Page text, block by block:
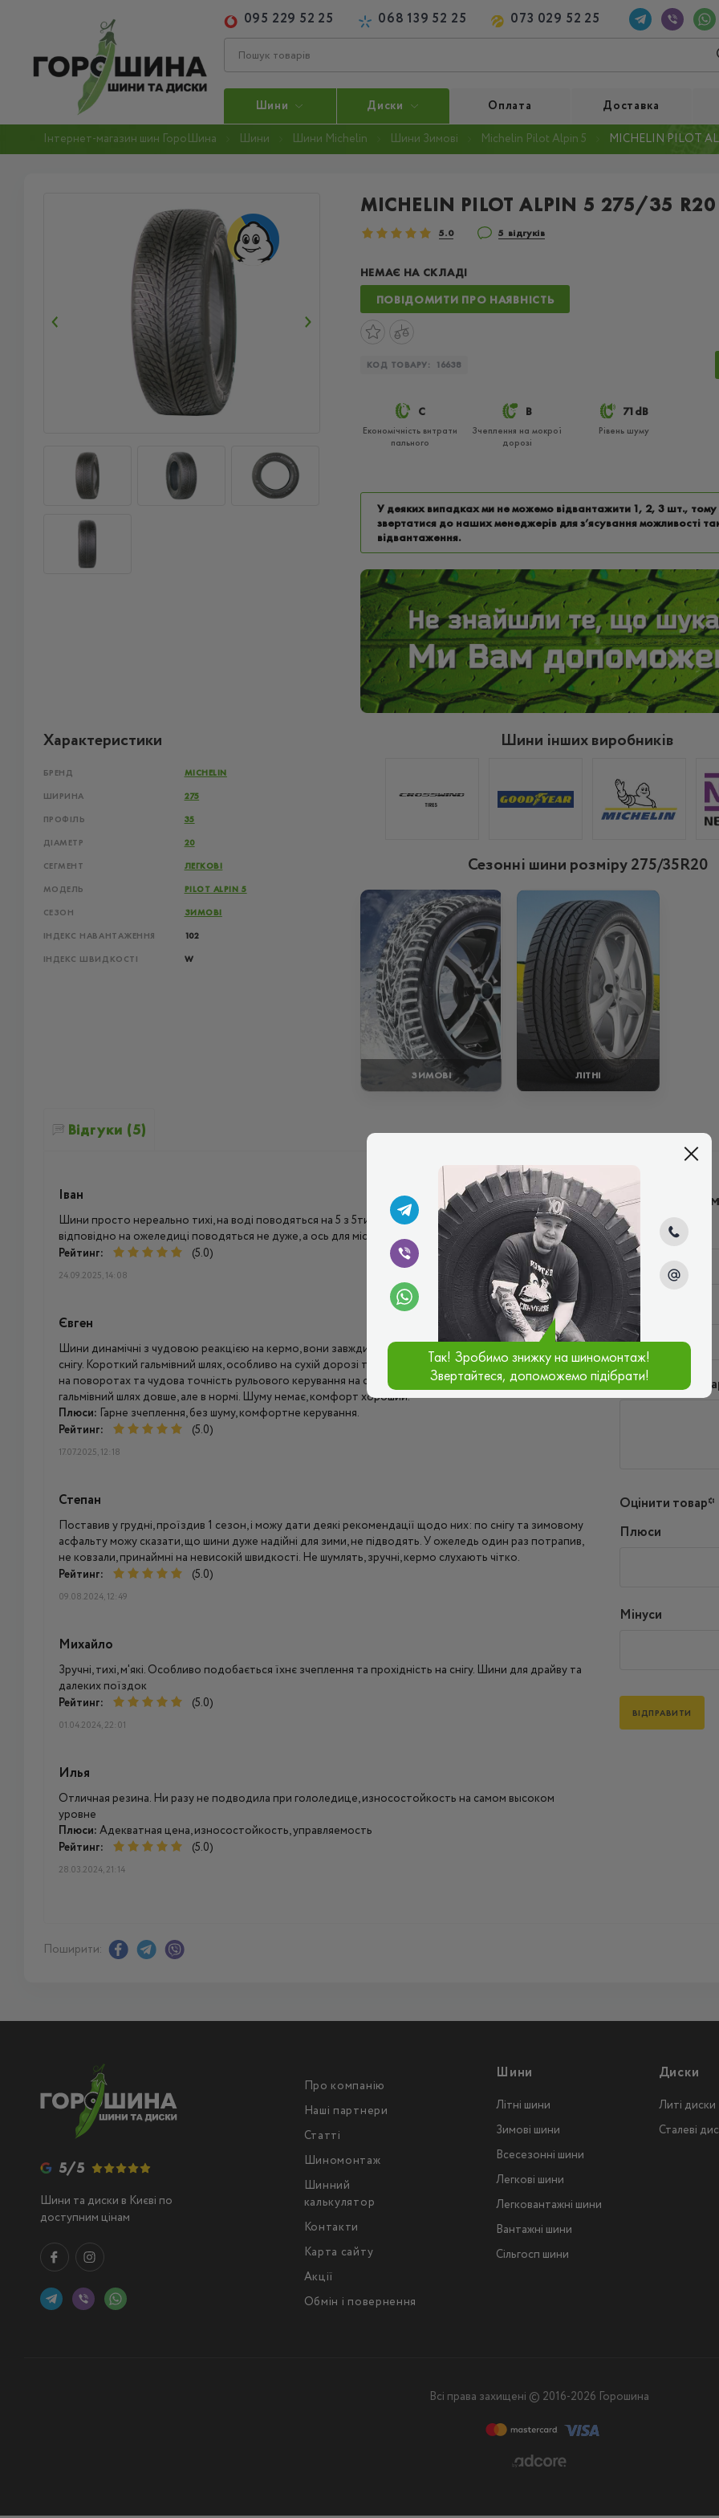
095 229 52 25 068 139 52 25 073 029 52 25
Шини Диски Оплата Доставка
Інтернет-магазин шин ГороШина Шини Шини Michelin Шини Зимові Michelin Pilot Alpin 5 MICHELIN PILOT
MICHELIN PILOT ALPIN 5 275/35
5.0 5 відгуків
НЕМАЄ НА СКЛАДІ
ПОВІДОМИТИ ПРО НАЯВНІСТЬ
КОД ТОВАРУ: 16638
C
Економічність витрати
пального
B
Зчеплення на мокрої
дорозі
71dB
Рівень шуму
У деяких випадках ми не можемо відвантажити 1, 2, 3 шт.,
звертатися до наших менеджерів для з’ясування можливості
відвантаження.
Характеристики
БРЕНД MICHELIN
ШИРИНА 275
ПРОФІЛЬ 35
ДІАМЕТР 20
СЕГМЕНТ ЛЕГКОВІ
МОДЕЛЬ PILOT ALPIN 5
СЕЗОН ЗИМОВІ
ІНДЕКС НАВАНТАЖЕННЯ 102
ІНДЕКС ШВИДКОСТІ W
Шини інших виробників
Сезонні шини розміру 275/35R20
ЗИМОВІ ЛІТНІ
Відгуки (5)
Іван
Шини просто нереально тихі, на воді поводяться на 5 з 5ти) це європейкого типу шини, так що
відповідно на ожеледиці поводяться не дуже, а ось для міста, кращих шин напевно немає)
Рейтинг:
(5.0)
24.09.2025, 14:08
Євген
Шини динамічні з чудовою реакцією на кермо, вони завжди дають відмінне зчеплення та баланс на
снігу. Короткий гальмівний шлях, особливо на сухій дорозі та невеликому шарі снігу, висока стійкість
на поворотах та чудова точність рульового керування на сухій дорозі. На мокрій та слизькій дорозі
гальмівний шлях довше, але в нормі. Шуму немає, комфорт хороший.
Плюси: Гарне зчеплення, без шуму, комфортне керування.
Рейтинг:
(5.0)
17.07.2025, 12:18
Степан
Поставив у грудні, проїздив 1 сезон, і можу дати деякі рекомендації щодо них: по снігу та зимовому
асфальту можу сказати, що шини дуже надійні для зими, не підводять. У ожеледь один раз потрапив,
не ковзали, принаймні на невисокій швидкості. Не шумлять, зручні, кермо слухають чітко.
Рейтинг:
(5.0)
09.08.2024, 12:49
Михайло
Зручні, тихі, м'які. Особливо подобається їхнє зчеплення та прохідність на снігу. Шини для драйву та
далеких поїздок
Рейтинг:
(5.0)
01.04.2024, 22:01
Илья
Отличная резина. Ни разу не подводила при гололедице, износостойкость на самом высоком
уровне
Плюси: Адекватная цена, износостойкость, управляемость
Рейтинг:
(5.0)
28.03.2024, 21:14
Написати
Ім'я*
Ваш e-mail*
Введіть
Оцінити товар*
Плюси
Мінуси
Поширити:
5/5
Шини та диски в Києві по
доступним цінам
Про компанію
Наші партнери
Статті
Шиномонтаж
Шинний
калькулятор
Контакти
Карта сайту
Акції
Обмін і повернення
Шини
Літні шини
Зимові шини
Всесезонні шини
Легкові шини
Легковантажнi шини
Вантажнi шини
Сільгосп шини
Диски
Литі диски
Сталеві
Всі права захищені © 2016-2026 Горошина
Так! Зробимо знижку на шиномонтаж!
Звертайтеся, допоможемо підібрати!